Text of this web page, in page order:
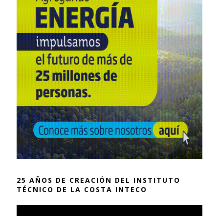
25 AÑOS DE CREACIÓN DEL INSTITUTO
TÉCNICO DE LA COSTA INTECO